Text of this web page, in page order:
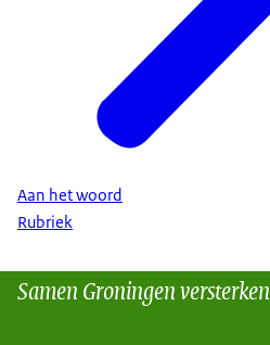
Aan het woord
Rubriek
Samen Groningen versterken